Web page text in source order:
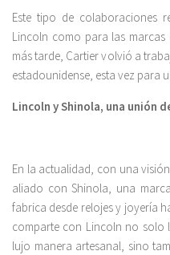
Este tipo de colaboraciones
Lincoln como para las
más tarde, Cartier volvió a
estadounidense, esta vez para
Lincoln y Shinola, una unión
En la actualidad, con una
aliado con Shinola, una
fabrica desde relojes y joyería
comparte con Lincoln no
lujo manera artesanal, sino